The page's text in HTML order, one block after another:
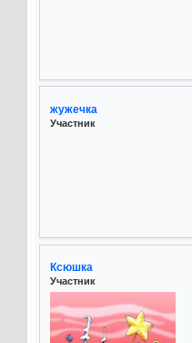
жужечка
Участник
Ксюшка
Участник